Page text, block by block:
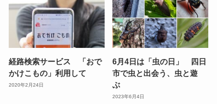
経路検索サービス 「おで
かけこもの」利用して
2020年2月24日
6月4日は「虫の日」 四日
市で虫と出会う、虫と遊
ぶ
2023年6月4日